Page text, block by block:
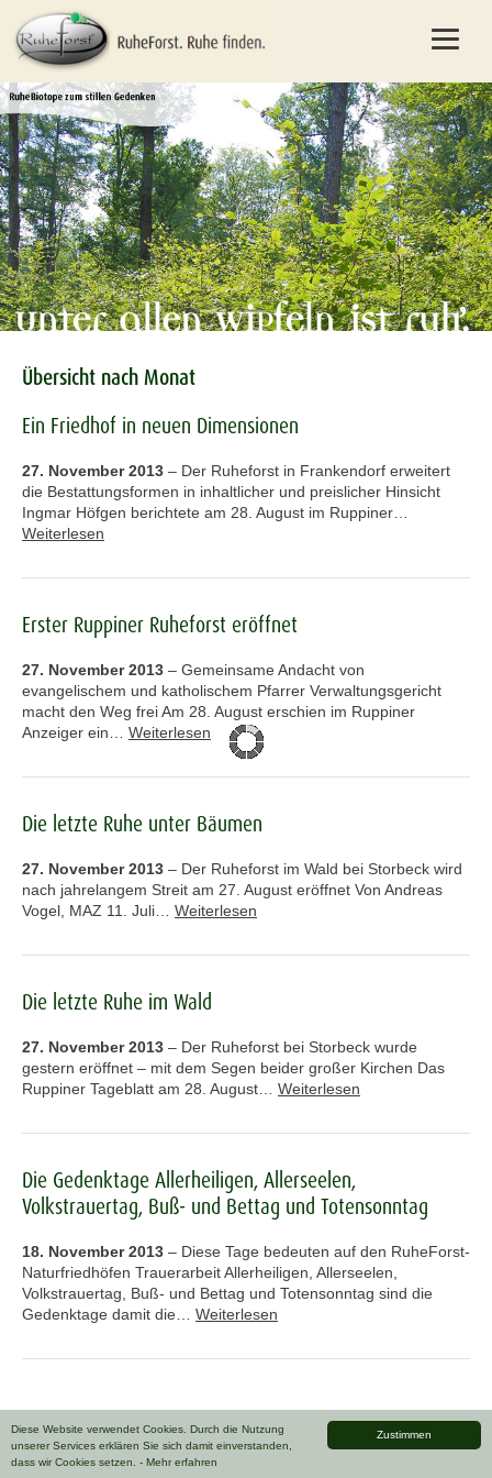
Zustimmen
Diese Website verwendet Cookies. Durch die Nutzung
unserer Services erklären Sie sich damit einverstanden,
dass wir Cookies setzen. - Mehr erfahren
Übersicht nach Monat
Ein Friedhof in neuen Dimensionen
27. November 2013 – Der Ruheforst in Frankendorf erweitert
die Bestattungsformen in inhaltlicher und preislicher Hinsicht
Ingmar Höfgen berichtete am 28. August im Ruppiner…
Weiterlesen
Erster Ruppiner Ruheforst eröffnet
27. November 2013 – Gemeinsame Andacht von
evangelischem und katholischem Pfarrer Verwaltungsgericht
macht den Weg frei Am 28. August erschien im Ruppiner
Anzeiger ein… Weiterlesen
Die letzte Ruhe unter Bäumen
27. November 2013 – Der Ruheforst im Wald bei Storbeck wird
nach jahrelangem Streit am 27. August eröffnet Von Andreas
Vogel, MAZ 11. Juli… Weiterlesen
Die letzte Ruhe im Wald
27. November 2013 – Der Ruheforst bei Storbeck wurde
gestern eröffnet – mit dem Segen beider großer Kirchen Das
Ruppiner Tageblatt am 28. August… Weiterlesen
Die Gedenktage Allerheiligen, Allerseelen,
Volkstrauertag, Buß- und Bettag und Totensonntag
18. November 2013 – Diese Tage bedeuten auf den RuheForst-
Naturfriedhöfen Trauerarbeit Allerheiligen, Allerseelen,
Volkstrauertag, Buß- und Bettag und Totensonntag sind die
Gedenktage damit die… Weiterlesen